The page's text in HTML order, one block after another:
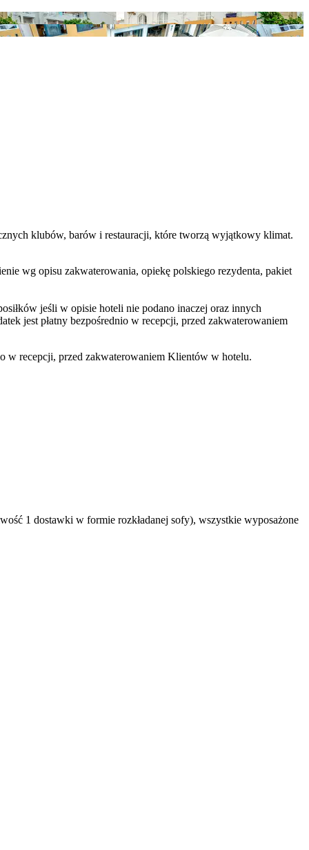
klubów, barów i restauracji, które tworzą wyjątkowy klimat.
wg opisu zakwaterowania, opiekę polskiego rezydenta, pakiet
jeśli w opisie hoteli nie podano inaczej oraz innych
jest płatny bezpośrednio w recepcji, przed zakwaterowaniem
w recepcji, przed zakwaterowaniem Klientów w hotelu.
1 dostawki w formie rozkładanej sofy), wszystkie wyposażone